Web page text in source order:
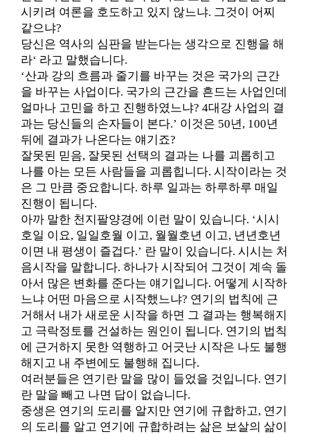
시키려 여론을 호도하고 있지 않느냐. 그것이 어찌
같으냐?
당신은 역사의 심판을 받는다는 생각으로 진행을 해
라‘ 라고 말했습니다.
‘산과 강의 흐름과 줄기를 바꾸는 것은 국가의 근간
을 바꾸는 사업이다. 국가의 근간을 흔드는 사업인데
얼마나 고민을 하고 진행하였느냐? 4대강 사업의 결
과는 당신들의 손자들이 본다.’ 이것은 50년, 100년
뒤에 결과가 나온다는 얘기죠?
잘못된 믿음, 잘못된 선택의 결과는 나를 괴롭히고
나를 아는 모든 사람들을 괴롭힙니다. 시작이라는 것
은 그 만큼 중요합니다. 하루 일과는 하루하루 매일
진행이 됩니다.
아까 말한 천지팔양경에 이런 말이 있습니다. ‘시시
호일 이요, 일일호월 이고, 월월호년 이고, 년년호년
이면 내 평생이 즐겁다.’ 란 말이 있습니다. 시시는 처
음시작을 말합니다. 하나가 시작되어 그것이 계속 돌
아서 많은 변화를 준다는 얘기입니다. 어떻게 시작하
느냐 어떤 마음으로 시작했느냐? 연기의 법칙에 근
거해서 내가 새로운 시작을 하면 그 결과는 행복해지
고 극락정토를 건설하는 원인이 됩니다. 연기의 법칙
에 근거하지 못한 역행하고 어긋난 시작은 나도 불행
해지고 내 주변에도 불행해 집니다.
여러분들은 연기란 말을 많이 들었을 것입니다. 연기
란 말을 빼고 나면 답이 없습니다.
중생은 연기의 도리를 알지만 연기에 규합하고, 연기
의 도리를 알고 연기에 규합하려는 삶은 보살의 삶이